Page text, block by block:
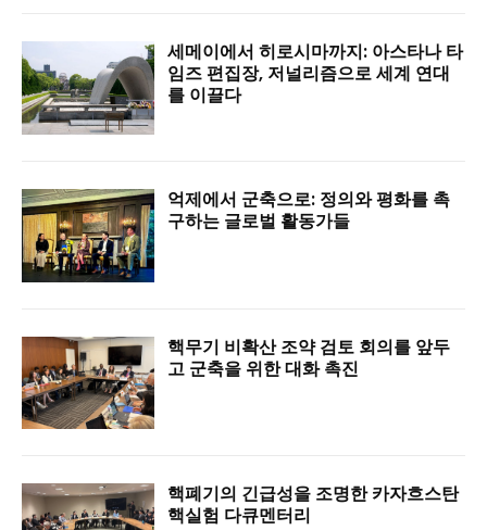
세메이에서 히로시마까지: 아스타나 타
임즈 편집장, 저널리즘으로 세계 연대
를 이끌다
억제에서 군축으로: 정의와 평화를 촉
구하는 글로벌 활동가들
핵무기 비확산 조약 검토 회의를 앞두
고 군축을 위한 대화 촉진
핵폐기의 긴급성을 조명한 카자흐스탄
핵실험 다큐멘터리